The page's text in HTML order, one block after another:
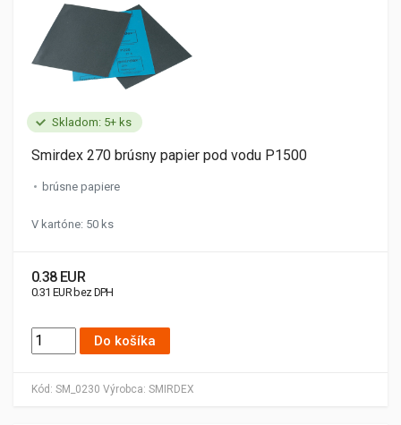
Skladom: 5+ ks
Kód: SM_0230 Výrobca: SMIRDEX
Smirdex 270 brúsny papier pod vodu P1500
brúsne papiere
V kartóne: 50 ks
0.38 EUR
0.31 EUR bez DPH
Do košíka